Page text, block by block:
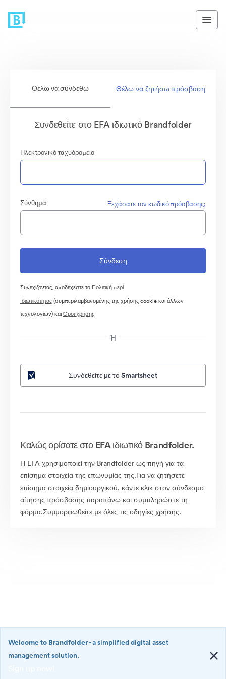
Θέλω να συνδεθώ Θέλω να ζητήσω πρόσβαση
Συνδεθείτε στο EFA ιδιωτικό Brandfolder
Ηλεκτρονικό ταχυδρομείο
Σύνθημα Ξεχάσατε τον κωδικό πρόσβασης;
Συνεχίζοντας, αποδέχεστε το Πολιτική περί
Ιδιωτικότητας(συμπεριλαμβανομένης της χρήσης cookie και άλλων
τεχνολογιών) καιΌροι χρήσης
Ή
Συνδεθείτε με το Smartsheet
Καλώς ορίσατε στο EFA ιδιωτικό Brandfolder.
Η EFA χρησιμοποιεί την Brandfolder ως πηγή για τα
επίσημα στοιχεία της επωνυμίας της.Για να ζητήσετε
επίσημα στοιχεία δημιουργικού, κάντε κλικ στον σύνδεσμο
αίτησης πρόσβασης παραπάνω και συμπληρώστε τη
φόρμα.Συμμορφωθείτε με όλες τις οδηγίες χρήσης.
Welcome to Brandfolder- a simplified digital asset
management solution.